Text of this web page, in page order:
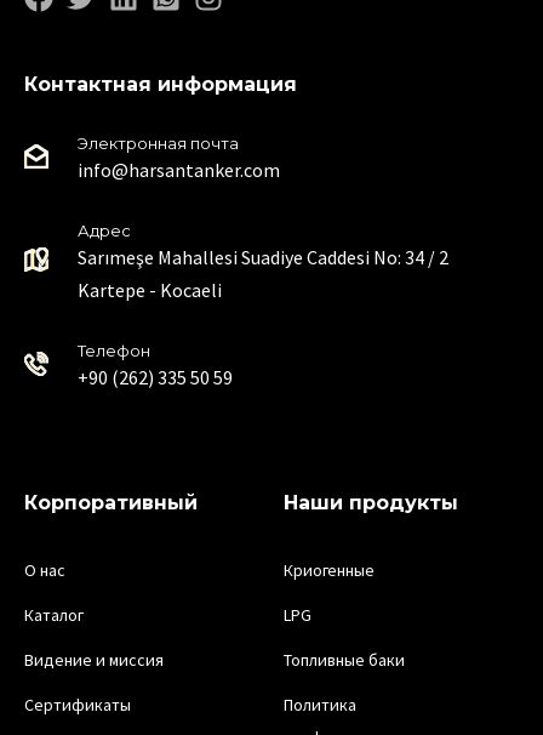
Контактная информация
Электронная почта
info@harsantanker.com
Адрес
Sarımeşe Mahallesi Suadiye Caddesi No: 34 / 2
Kartepe - Kocaeli
Телефон
+90 (262) 335 50 59
Корпоративный
О нас
Каталог
Видение и миссия
Сертификаты
Наши продукты
Криогенные
LPG
Топливные баки
Политика